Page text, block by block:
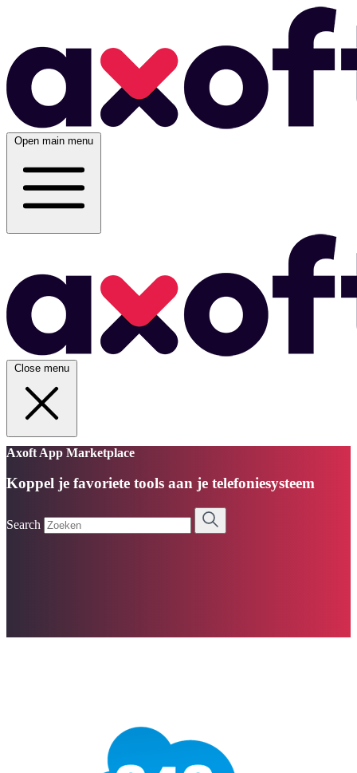
Open main menu
Close menu
Axoft App Marketplace
Koppel je favoriete tools aan je telefoniesysteem
Search